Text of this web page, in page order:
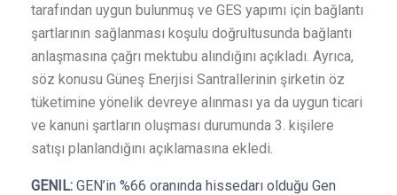
tarafından uygun bulunmuş ve GES yapımı için bağlantı
şartlarının sağlanması koşulu doğrultusunda bağlantı
anlaşmasına çağrı mektubu alındığını açıkladı. Ayrıca,
söz konusu Güneş Enerjisi Santrallerinin şirketin öz
tüketimine yönelik devreye alınması ya da uygun ticari
ve kanuni şartların oluşması durumunda 3. kişilere
satışı planlandığını açıklamasına ekledi.
GENIL: GEN’in %66 oranında hissedarı olduğu Gen